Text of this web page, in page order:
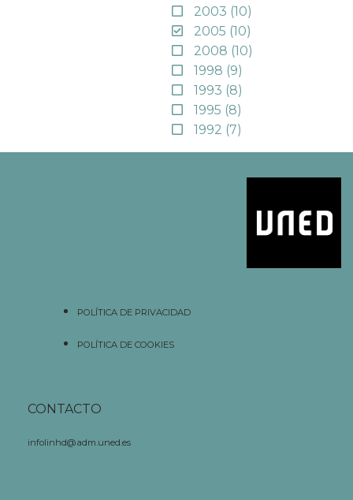
2003 (10)
2005 (10)
2008 (10)
1998 (9)
1993 (8)
1995 (8)
1992 (7)
POLÍTICA DE PRIVACIDAD
POLÍTICA DE COOKIES
CONTACTO
infolinhd@adm.uned.es